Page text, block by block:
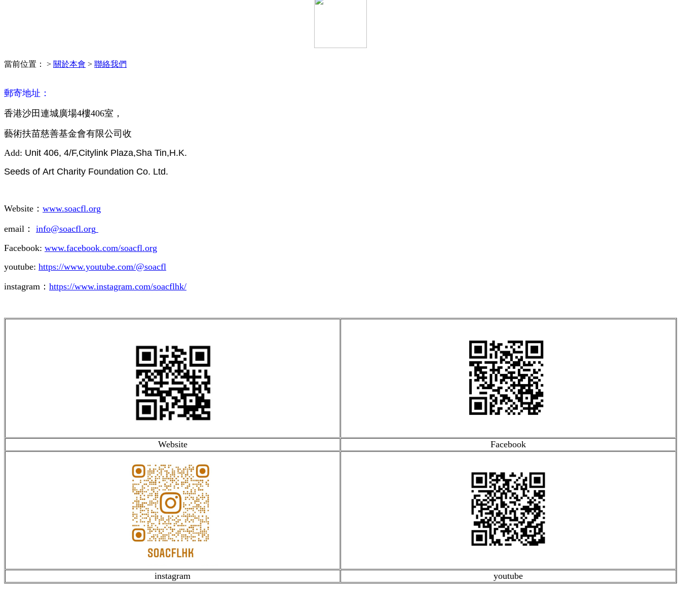
當前位置： > 關於本會 > 聯絡我們
郵寄地址：
香港沙田連城廣場4樓406室，
藝術扶苗慈善基金會有限公司收
Add: Unit 406, 4/F,Citylink Plaza,Sha Tin,H.K.
Seeds of Art Charity Foundation Co. Ltd.
Website ： www.soacfl.org
email：
info@soacfl.org
Facebook: www.facebook.com/soacfl.org
youtube: https://www.youtube.com/@soacfl
instagram： https://www.instagram.com/soacflhk/
Website Facebook
instagram youtube